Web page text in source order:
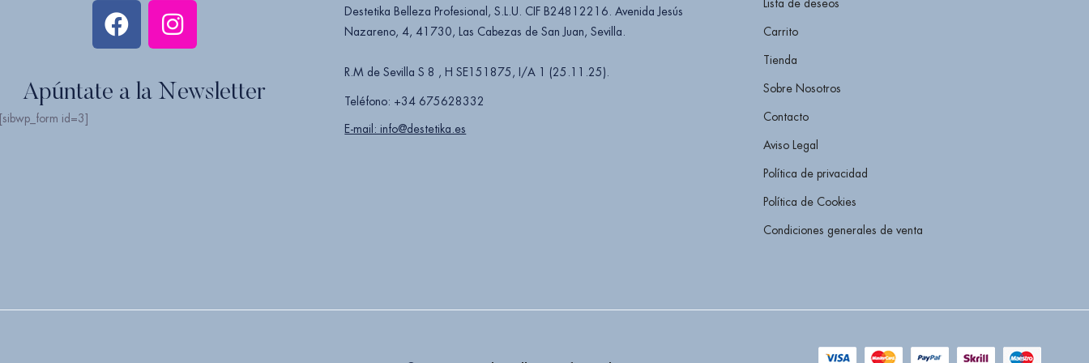
Apúntate a la Newsletter
id=3]
Destetika Belleza Profesional, S.L.U. CIF B24812216. Avenida Jesús
Nazareno, 4, 41730, Las Cabezas de San Juan, Sevilla.
R.M de Sevilla S 8 , H SE151875, I/A 1 (25.11.25).
Teléfono: +34 675628332
E-mail: info@destetika.es
Lista de deseos
Carrito
Tienda
Sobre Nosotros
Contacto
Aviso Legal
Política de privacidad
Política de Cookies
Condiciones generales de venta